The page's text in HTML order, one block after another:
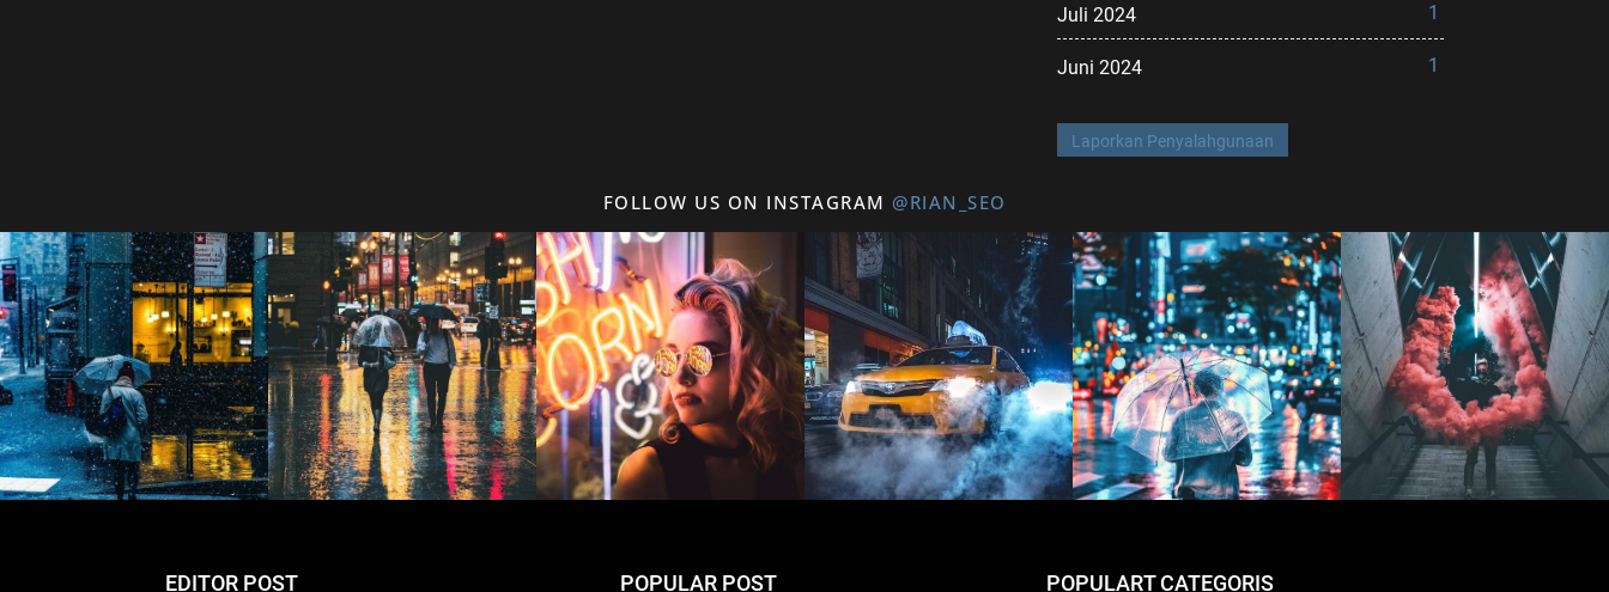
Juli 2024 1
Juni 2024 1
Laporkan Penyalahgunaan
FOLLOW US ON INSTAGRAM @RIAN_SEO
EDITOR POST POPULAR POST POPULART CATEGORIS